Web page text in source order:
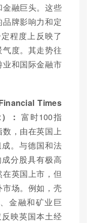
融巨头。这些
牌影响力和定
程度上反映了
度。其走势往
和国际金融市
Times
： 富时100指
，由在英国上
。与德国和法
分股具有极高
英国上市，但
场。例如，壳
金融和矿业巨
映英国本土经